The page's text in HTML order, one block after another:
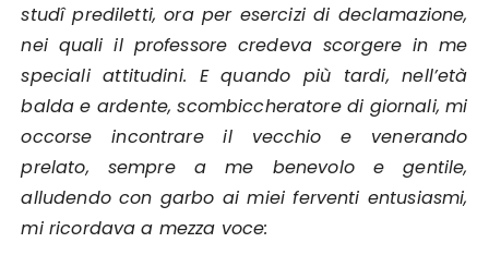
studî prediletti, ora per esercizi di declamazione,
nei quali il professore credeva scorgere in me
speciali attitudini. E quando più tardi, nell’età
balda e ardente, scombiccheratore di giornali, mi
occorse incontrare il vecchio e venerando
prelato, sempre a me benevolo e gentile,
alludendo con garbo ai miei ferventi entusiasmi,
mi ricordava a mezza voce: